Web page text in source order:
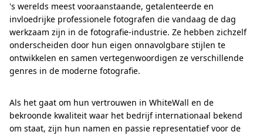
's werelds meest vooraanstaande, getalenteerde en
invloedrijke professionele fotografen die vandaag de dag
werkzaam zijn in de fotografie-industrie. Ze hebben zichzelf
onderscheiden door hun eigen onnavolgbare stijlen te
ontwikkelen en samen vertegenwoordigen ze verschillende
genres in de moderne fotografie.
Als het gaat om hun vertrouwen in WhiteWall en de
bekroonde kwaliteit waar het bedrijf internationaal bekend
om staat, zijn hun namen en passie representatief voor de